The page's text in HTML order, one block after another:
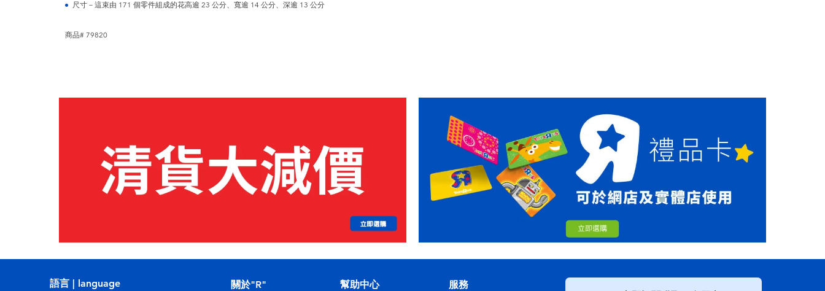
尺寸－這束由 171 個零件組成的花高逾 23 公分、寬逾 14 公分、深逾 13 公分
商品# 79820
語言 | language 關於"R" 幫助中心 服務